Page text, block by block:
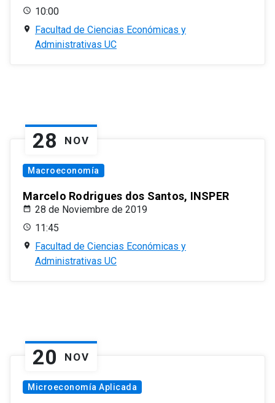
10:00
Facultad de Ciencias Económicas y
Administrativas UC
28 NOV
Macroeconomía
Marcelo Rodrigues dos Santos, INSPER
28 de Noviembre de 2019
11:45
Facultad de Ciencias Económicas y
Administrativas UC
20 NOV
Microeconomía Aplicada